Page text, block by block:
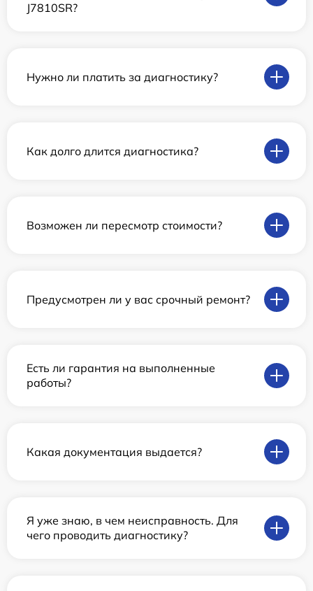
J7810SR?
Нужно ли платить за диагностику?
Как долго длится диагностика?
Возможен ли пересмотр стоимости?
Предусмотрен ли у вас срочный ремонт?
Есть ли гарантия на выполненные
работы?
Какая документация выдается?
Я уже знаю, в чем неисправность. Для
чего проводить диагностику?